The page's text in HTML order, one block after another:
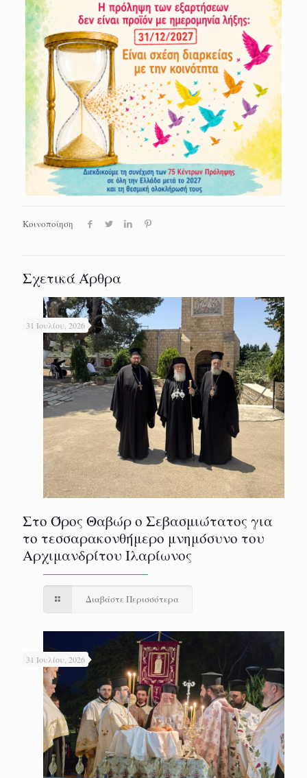
Κοινοποίηση
Σχετικά Άρθρα
31 Ιουλίου, 2026
Στο Όρος Θαβώρ ο Σεβασμιώτατος για
το τεσσαρακονθήμερο μνημόσυνο του
Αρχιμανδρίτου Ιλαρίωνος
Διαβάστε Περισσότερα
31 Ιουλίου, 2026